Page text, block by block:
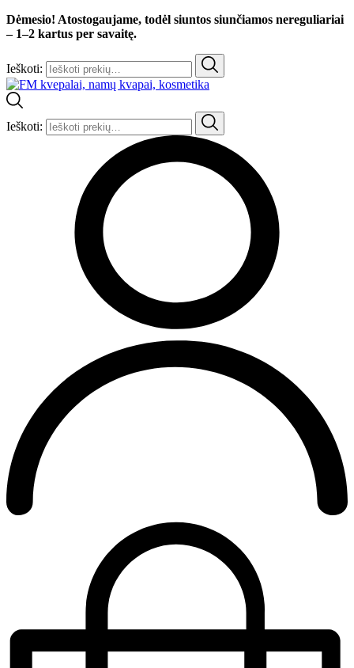
Dėmesio! Atostogaujame, todėl siuntos siunčiamos nereguliariai
– 1–2 kartus per savaitę.
Ieškoti:
Ieškoti: